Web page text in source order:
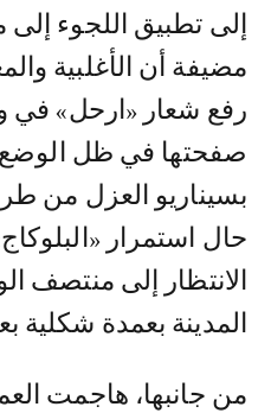
إلى تطبيق اللجوء إلى
مضيفة أن الأغلبية
رفع شعار «ارحل» في
صفحتها في ظل الوضع
بسيناريو العزل من
حال استمرار
الانتظار إلى منتصف
المدينة بعمدة شكلية
من جانبها، هاجمت